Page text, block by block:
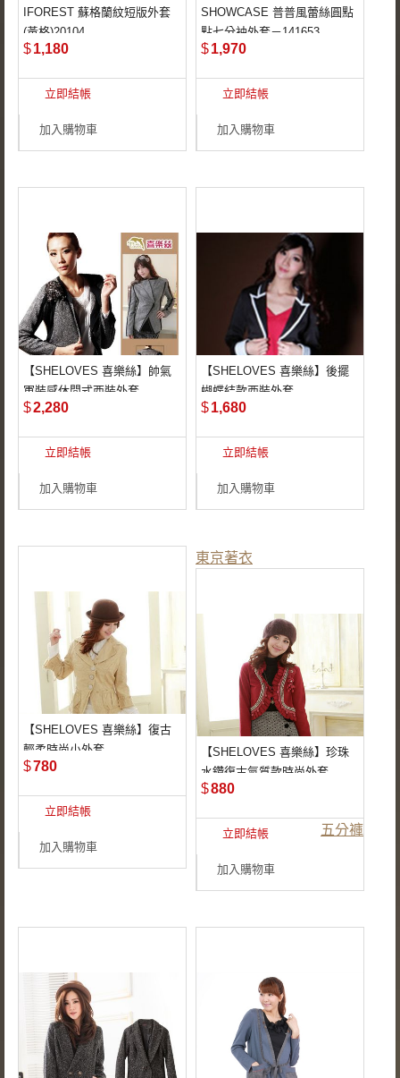
格紋時尚的流行趨勢
貼身剪裁設計
短版更能修飾身材
IFOREST 蘇格蘭紋短版外套
(黃格)20104
$1,180
立即結帳
加入購物車
復古普普風格
精緻優雅蕾絲
.
SHOWCASE 普普風蕾絲圓點
點七分袖外套－141653
$1,970
立即結帳
加入購物車
後背曲線修飾身
形！！
帥氣又有型！！
【SHELOVES 喜樂絲】帥氣
軍裝感休閒式西裝外套
$2,280
立即結帳
加入購物車
可正式可甜美
短版設計
背後蝴蝶結裝飾修身
【SHELOVES 喜樂絲】後擺
蝴蝶結款西裝外套
$1,680
立即結帳
加入購物車
紳士感外套
貴族氣質
後擺縮腰設計扣
【SHELOVES 喜樂絲】復古
輕柔時尚小外套
$780
立即結帳
加入購物車
東京著衣
胸前甜美花飾
珍珠點綴
短版外套
【SHELOVES 喜樂絲】珍珠
水鑽復古氣質款時尚外套
$880
立即結帳 五分褲
加入購物車
針織外套